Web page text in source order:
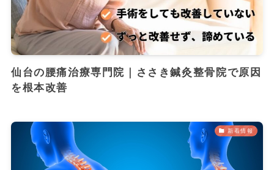
仙台の腰痛治療専門院｜ささき鍼灸整骨院で原因
を根本改善
新着情報